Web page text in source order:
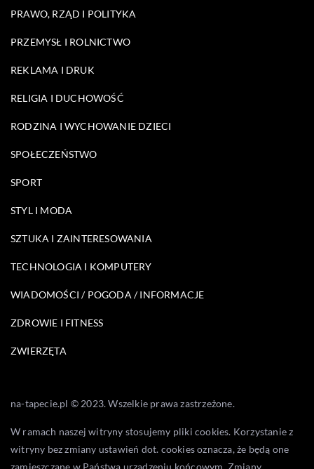
PRAWO, RZĄD I POLITYKA
PRZEMYSŁ I ROLNICTWO
REKLAMA I DRUK
RELIGIA I DUCHOWOŚĆ
RODZINA I WYCHOWANIE DZIECI
SPOŁECZEŃSTWO
SPORT
STYL I MODA
SZTUKA I ZAINTERESOWANIA
TECHNOLOGIA I KOMPUTERY
WIADOMOŚCI / POGODA / INFORMACJE
ZDROWIE I FITNESS
ZWIERZĘTA
na-tapecie.pl © 2023. Wszelkie prawa zastrzeżone.
W ramach naszej witryny stosujemy pliki cookies. Korzystanie z
witryny bez zmiany ustawień dot. cookies oznacza, że będą one